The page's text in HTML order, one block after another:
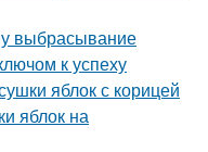
выбрасывание
к успеху
яблок с корицей
яблок на